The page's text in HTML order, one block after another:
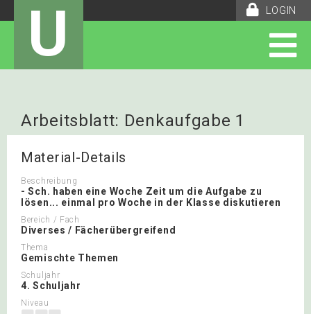
LOGIN
U
Arbeitsblatt: Denkaufgabe 1
Material-Details
Beschreibung
- Sch. haben eine Woche Zeit um die Aufgabe zu
lösen... einmal pro Woche in der Klasse diskutieren
Bereich / Fach
Diverses / Fächerübergreifend
Thema
Gemischte Themen
Schuljahr
4. Schuljahr
Niveau